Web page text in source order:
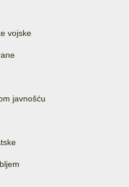
vojske
javnošću